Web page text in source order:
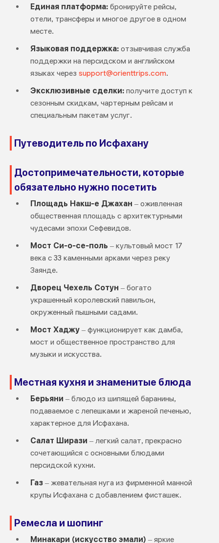
Единая платформа:бронируйте рейсы,
отели, трансферы и многое другое в одном
месте.
Языковая поддержка:отзывчивая служба
поддержки на персидском и английском
языках через support@orienttrips.com.
Эксклюзивные сделки:получите доступ к
сезонным скидкам, чартерным рейсам и
специальным пакетам услуг.
Путеводитель по Исфахану
Достопримечательности, которые
обязательно нужно посетить
Площадь Накш-е Джахан – оживленная
общественная площадь с архитектурными
чудесами эпохи Сефевидов.
Мост Си-о-се-поль – культовый мост 17
века с 33 каменными арками через реку
Заянде.
Дворец Чехель Сотун – богато
украшенный королевский павильон,
окруженный пышными садами.
Мост Хаджу– функционирует как дамба,
мост и общественное пространство для
музыки и искусства.
Местная кухня и знаменитые блюда
Берьяни – блюдо из шипящей баранины,
подаваемое с лепешками и жареной печенью,
характерное для Исфахана.
Салат Ширази – легкий салат, прекрасно
сочетающийся с основными блюдами
персидской кухни.
Газ– жевательная нуга из фирменной манной
крупы Исфахана с добавлением фисташек.
Ремесла и шопинг
Минакари (искусство эмали) – яркие